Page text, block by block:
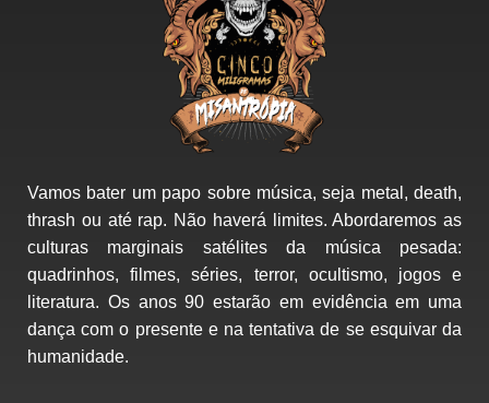
Vamos bater um papo sobre música, seja metal, death,
thrash ou até rap. Não haverá limites. Abordaremos as
culturas marginais satélites da música pesada:
quadrinhos, filmes, séries, terror, ocultismo, jogos e
literatura. Os anos 90 estarão em evidência em uma
dança com o presente e na tentativa de se esquivar da
humanidade.